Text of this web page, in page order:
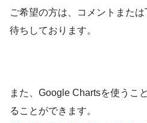
ご希望の方は、コメントまた
待ちしております。
また、Google Chartsを使うこ
ることができます。